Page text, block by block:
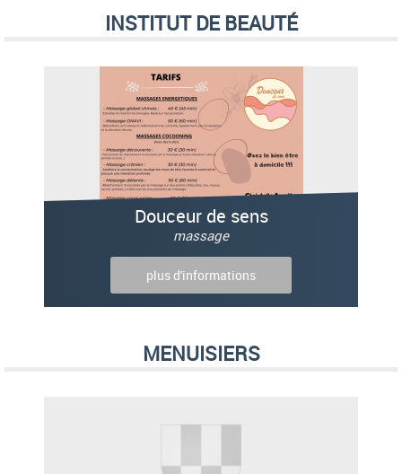
INSTITUT DE BEAUTÉ
Douceur de sens
massage
plus d'informations
MENUISIERS